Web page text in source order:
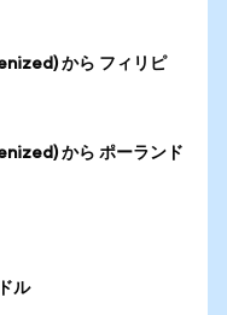
から フィリピ
から ポーランド
ル